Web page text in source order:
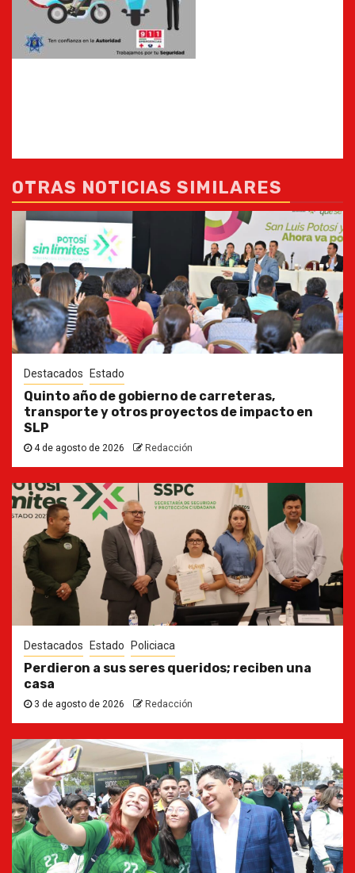
OTRAS NOTICIAS SIMILARES
Destacados Estado
Quinto año de gobierno de carreteras,
transporte y otros proyectos de impacto en
SLP
4 de agosto de 2026 Redacción
Destacados Estado Policiaca
Perdieron a sus seres queridos; reciben una
casa
3 de agosto de 2026 Redacción